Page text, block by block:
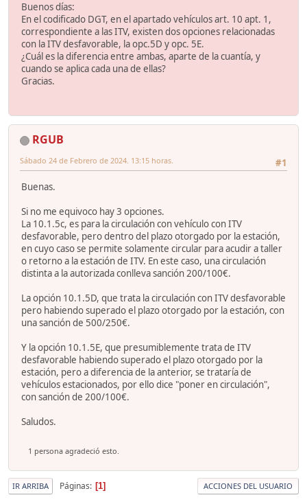
Buenos días:
En el codificado DGT, en el apartado vehículos art. 10 apt. 1,
correspondiente a las ITV, existen dos opciones relacionadas
con la ITV desfavorable, la opc.5D y opc. 5E.
¿Cuál es la diferencia entre ambas, aparte de la cuantía, y
cuando se aplica cada una de ellas?
Gracias.
RGUB
#1
Sábado 24 de Febrero de 2024. 13:15 horas.
Buenas.
Si no me equivoco hay 3 opciones.
La 10.1.5c, es para la circulación con vehículo con ITV
desfavorable, pero dentro del plazo otorgado por la estación,
en cuyo caso se permite solamente circular para acudir a taller
o retorno a la estación de ITV. En este caso, una circulación
distinta a la autorizada conlleva sanción 200/100€.
La opción 10.1.5D, que trata la circulación con ITV desfavorable
pero habiendo superado el plazo otorgado por la estación, con
una sanción de 500/250€.
Y la opción 10.1.5E, que presumiblemente trata de ITV
desfavorable habiendo superado el plazo otorgado por la
estación, pero a diferencia de la anterior, se trataría de
vehículos estacionados, por ello dice "poner en circulación",
con sanción de 200/100€.
Saludos.
1 persona agradeció esto.
IR ARRIBA Páginas 1 ACCIONES DEL USUARIO